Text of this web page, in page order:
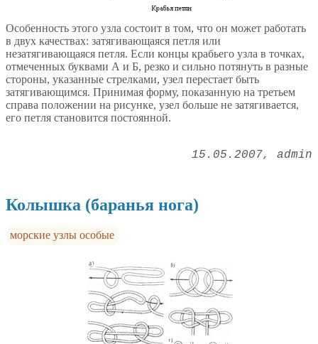
Особенность этого узла состоит в том, что он может работать
в двух качествах: затягивающаяся петля или
незатягивающаяся петля. Если концы крабьего узла в точках,
отмеченных буквами А и Б, резко и сильно потянуть в разные
стороны, указанные стрелками, узел перестает быть
затягивающимся. Принимая форму, показанную на третьем
справа положении на рисунке, узел больше не затягивается,
его петля становится постоянной.
15.05.2007 admin
Колышка (баранья нога)
морские узлы особые